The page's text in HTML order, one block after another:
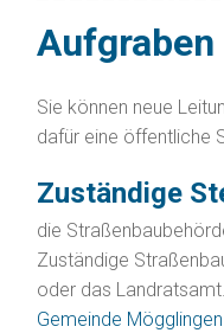
Sie können neue
dafür eine öffentliche
Zuständige
die
Zuständige
oder das Landratsamt.
Gemeinde Mögglingen